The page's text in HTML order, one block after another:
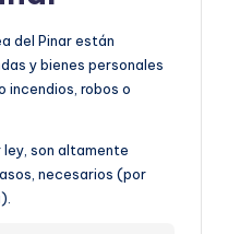
del Pinar están
y bienes personales
incendios, robos o
ley, son altamente
necesarios (por